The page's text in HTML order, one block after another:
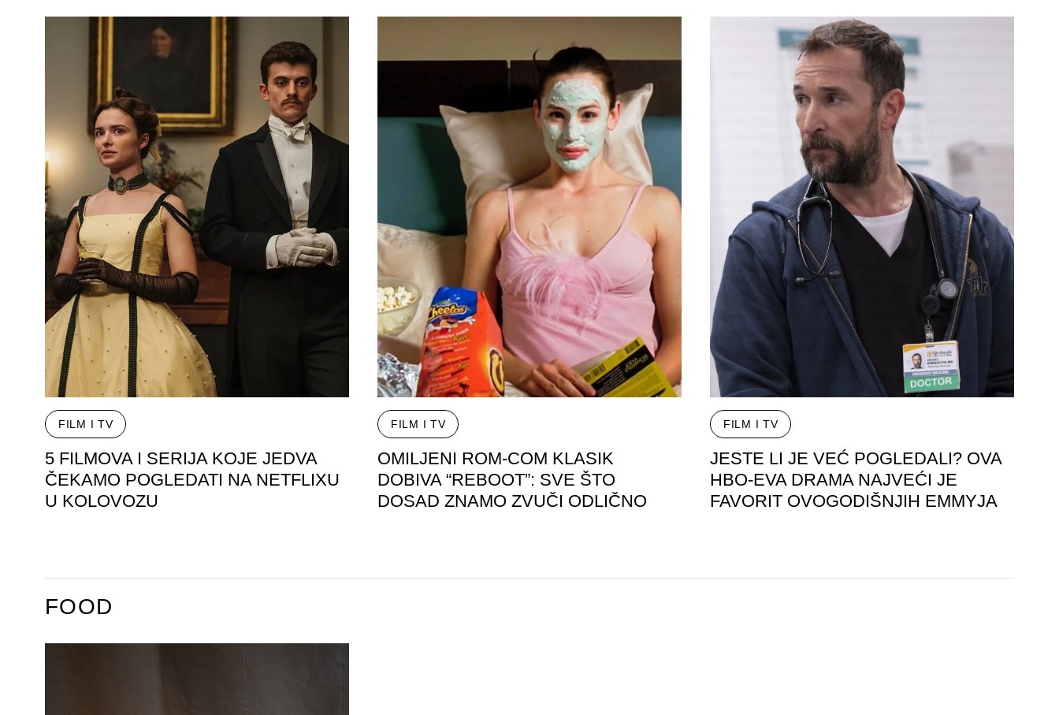
FILM I TV
5 FILMOVA I SERIJA KOJE JEDVA
ČEKAMO POGLEDATI NA NETFLIXU
U KOLOVOZU
FILM I TV
OMILJENI ROM-COM KLASIK
DOBIVA “REBOOT”: SVE ŠTO
DOSAD ZNAMO ZVUČI ODLIČNO
FILM I TV
JESTE LI JE VEĆ POGLEDALI? OVA
HBO-EVA DRAMA NAJVEĆI JE
FAVORIT OVOGODIŠNJIH EMMYJA
FOOD